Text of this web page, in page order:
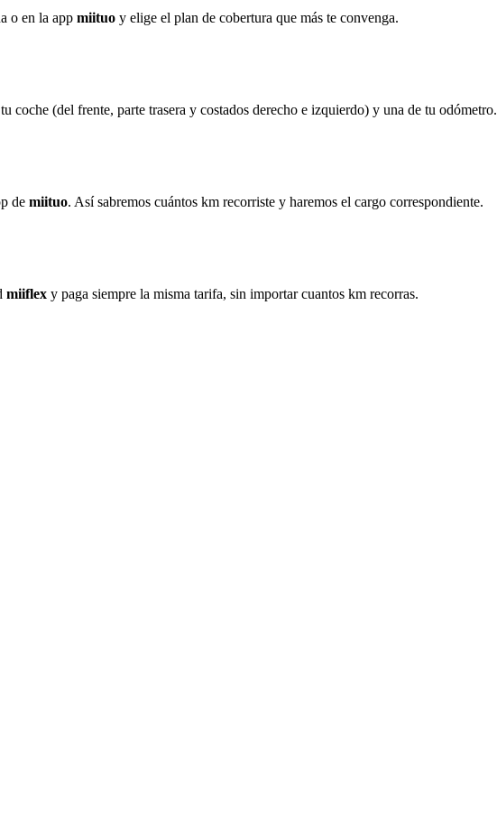
o en la app miituo y elige el plan de cobertura que más te convenga.
coche (del frente, parte trasera y costados derecho e izquierdo) y una de tu odómetro.
de miituo. Así sabremos cuántos km recorriste y haremos el cargo correspondiente.
miiflex y paga siempre la misma tarifa, sin importar cuantos km recorras.